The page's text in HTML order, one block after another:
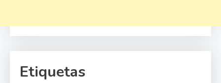
Etiquetas